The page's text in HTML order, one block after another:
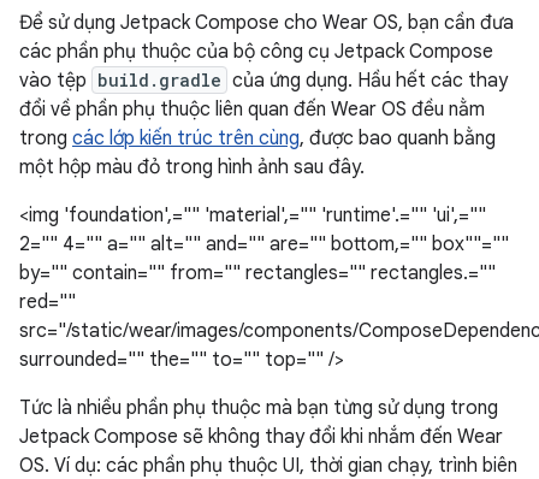
Để sử dụng Jetpack Compose cho Wear OS, bạn cần đưa
các phần phụ thuộc của bộ công cụ Jetpack Compose
vào tệp build.gradle của ứng dụng. Hầu hết các thay
đổi về phần phụ thuộc liên quan đến Wear OS đều nằm
trong các lớp kiến trúc trên cùng, được bao quanh bằng
một hộp màu đỏ trong hình ảnh sau đây.
<img 'foundation',="" 'material',="" 'runtime'.="" 'ui',=""
2="" 4="" a="" alt="" and="" are="" bottom,="" box""=""
by="" contain="" from="" rectangles="" rectangles.=""
red=""
src="/static/wear/images/components/
surrounded="" the="" to="" top="" />
Tức là nhiều phần phụ thuộc mà bạn từng sử dụng trong
Jetpack Compose sẽ không thay đổi khi nhắm đến Wear
OS. Ví dụ: các phần phụ thuộc UI, thời gian chạy, trình biên